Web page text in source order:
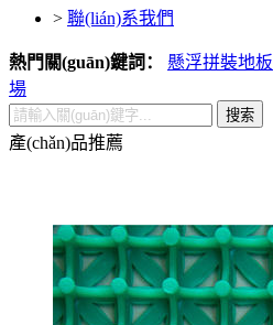
> 聯(lián)系我們
熱門關(guān)鍵詞： 懸浮拼裝地板
場
搜索
產(chǎn)品推薦